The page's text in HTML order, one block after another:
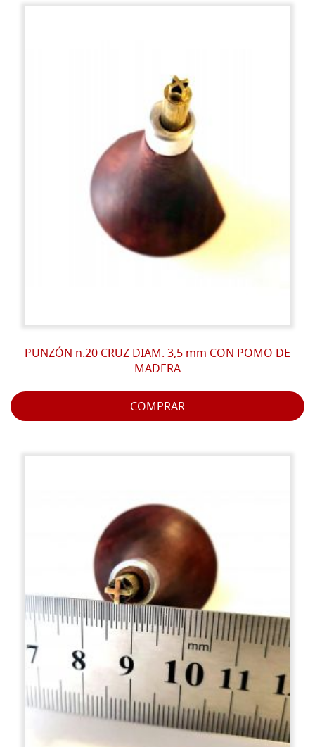
PUNZÓN n.20 CRUZ DIAM. 3,5 mm CON POMO DE
MADERA
COMPRAR